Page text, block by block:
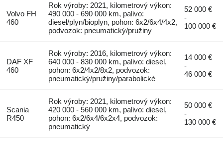
Volvo FH
460
Rok výroby: 2021, kilometrový výkon:
490 000 - 690 000 km, palivo:
diesel/plyn/bioplyn, pohon: 6x2/6x4/4x2,
podvozok: pneumatický/pružiny
52 000 €
-
100 000 €
DAF XF
460
Rok výroby: 2016, kilometrový výkon:
640 000 - 830 000 km, palivo: diesel,
pohon: 6x2/4x2/8x2, podvozok:
pneumatický/pružiny/parabolické
14 000 €
-
46 000 €
Scania
R450
Rok výroby: 2021, kilometrový výkon:
420 000 - 560 000 km, palivo: diesel,
pohon: 6x2/6x4/6x2x4, podvozok:
pneumatický
50 000 €
-
130 000 €